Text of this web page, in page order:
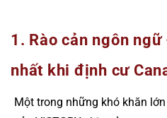
1. Rào cản ngôn
nhất khi định cư
Một trong những khó khăn